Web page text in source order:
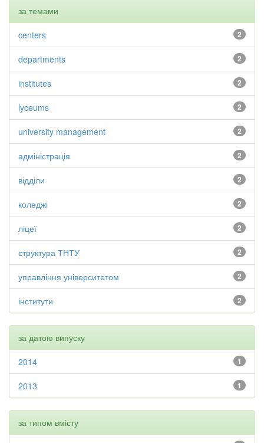
за темами
2
centers
2
departments
2
institutes
2
lyceums
2
university management
2
адміністрація
2
відділи
2
коледжі
2
ліцеї
2
структура ТНТУ
2
управління університетом
2
інститути
за датою випуску
1
2014
1
2013
за типом вмісту